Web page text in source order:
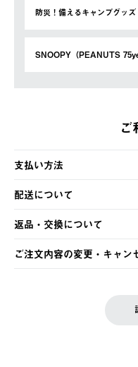
防災！備えるキャンプグッズ
SNOOPY（PEANUTS
ご
支払い方法
以下のいずれかの方法でお
・クレジットカード決済
・コンビニ決済
・Pay-easy決済
配送について
【発送スケジュール】
ご注文・ご入金完了より2
土日祝の発送はございませ
の発送となる場合がござい
返品・交換について
※お客様都合の場合
お客様都合の返品にかか
ご注文内容の変更・キャン
LOGOS FAMILY会員の方